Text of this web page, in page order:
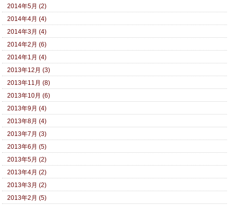
2014年5月 (2)
2014年4月 (4)
2014年3月 (4)
2014年2月 (6)
2014年1月 (4)
2013年12月 (3)
2013年11月 (8)
2013年10月 (6)
2013年9月 (4)
2013年8月 (4)
2013年7月 (3)
2013年6月 (5)
2013年5月 (2)
2013年4月 (2)
2013年3月 (2)
2013年2月 (5)